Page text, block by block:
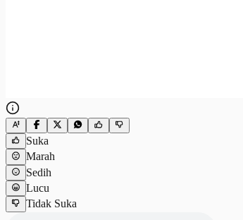
Suka
Marah
Sedih
Lucu
Tidak Suka